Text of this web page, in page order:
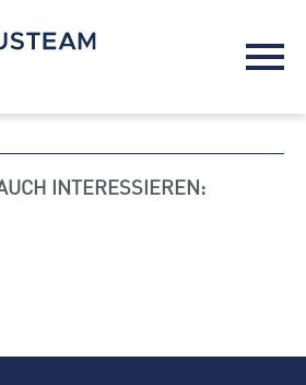
INTERESSIEREN: